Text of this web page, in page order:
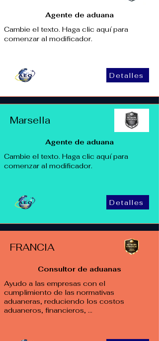
Agente de aduana
Cambie el texto. Haga clic aquí para
comenzar al modificador.
Detalles
Marsella
Agente de aduana
Cambie el texto. Haga clic aquí para
comenzar al modificador.
Detalles
FRANCIA
Consultor de aduanas
Ayudo a las empresas con el
cumplimiento de las normativas
aduaneras, reduciendo los costos
aduaneros, financieros, ...